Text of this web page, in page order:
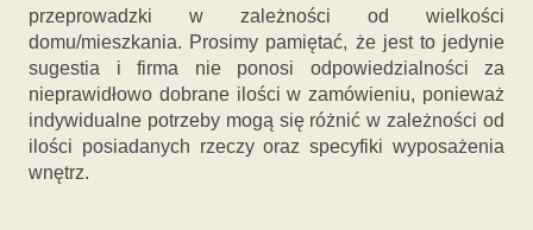
przeprowadzki w zależności od wielkości
domu/mieszkania. Prosimy pamiętać, że jest to jedynie
sugestia i firma nie ponosi odpowiedzialności za
nieprawidłowo dobrane ilości w zamówieniu, ponieważ
indywidualne potrzeby mogą się różnić w zależności od
ilości posiadanych rzeczy oraz specyfiki wyposażenia
wnętrz.